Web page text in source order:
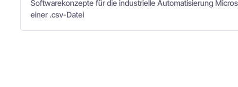
Softwarekonzepte für die industrielle Automatisierung
einer .csv-Datei